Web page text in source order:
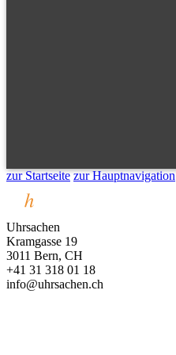
zur Startseite zur Hauptnavigation
Uhrsachen
Kramgasse 19
3011 Bern, CH
+41 31 318 01 18
info@uhrsachen.ch